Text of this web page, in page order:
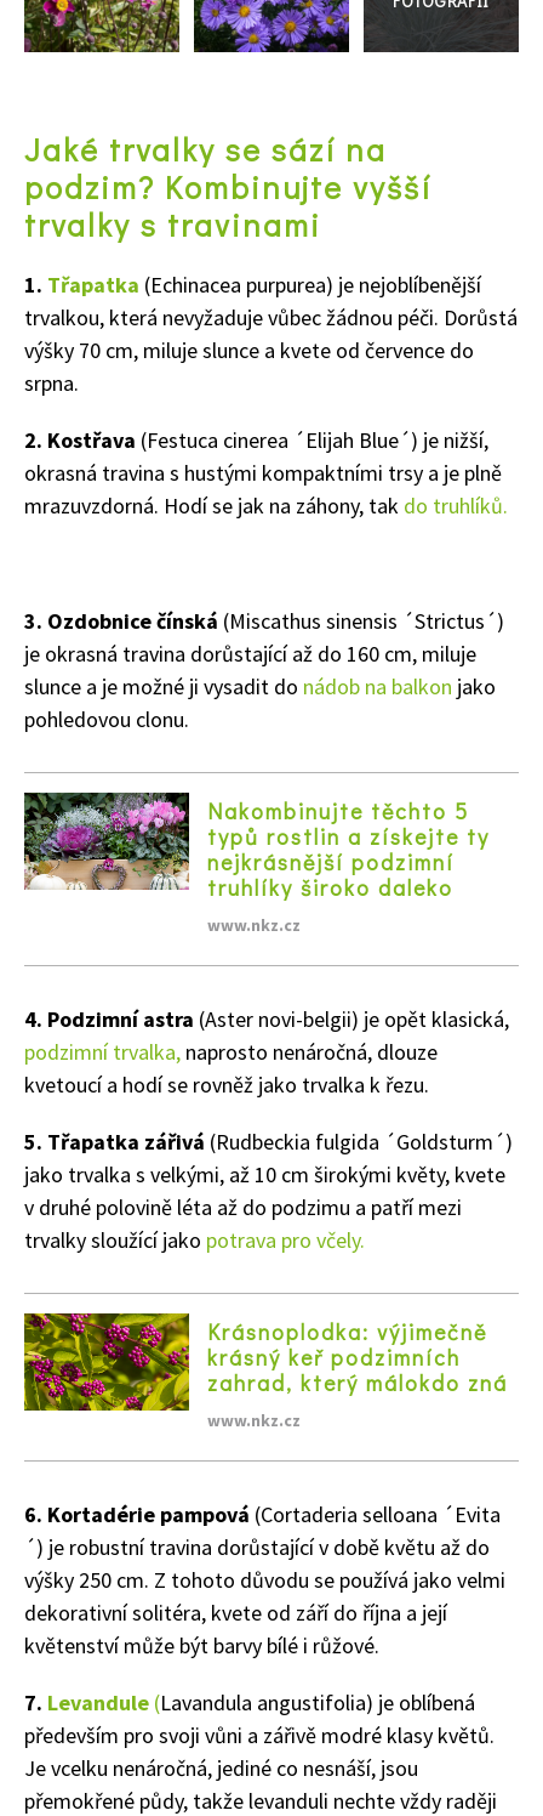
Jaké trvalky se sází na
podzim? Kombinujte vyšší
trvalky s travinami
1. Třapatka (Echinacea purpurea) je nejoblíbenější
trvalkou, která nevyžaduje vůbec žádnou péči. Dorůstá
výšky 70 cm, miluje slunce a kvete od července do
srpna.
2. Kostřava (Festuca cinerea ´Elijah Blue´) je nižší,
okrasná travina s hustými kompaktními trsy a je plně
mrazuvzdorná. Hodí se jak na záhony, tak do truhlíků.
3. Ozdobnice čínská (Miscathus sinensis ´Strictus´)
je okrasná travina dorůstající až do 160 cm, miluje
slunce a je možné ji vysadit do nádob na balkon jako
pohledovou clonu.
Nakombinujte těchto 5
typů rostlin a získejte ty
nejkrásnější podzimní
truhlíky široko daleko
www.nkz.cz
4. Podzimní astra (Aster novi-belgii) je opět klasická,
podzimní trvalka, naprosto nenáročná, dlouze
kvetoucí a hodí se rovněž jako trvalka k řezu.
5. Třapatka zářivá (Rudbeckia fulgida ´Goldsturm´)
jako trvalka s velkými, až 10 cm širokými květy, kvete
v druhé polovině léta až do podzimu a patří mezi
trvalky sloužící jako potrava pro včely.
Krásnoplodka: výjimečně
krásný keř podzimních
zahrad, který málokdo zná
www.nkz.cz
6. Kortadérie pampová (Cortaderia selloana ´Evita
´) je robustní travina dorůstající v době květu až do
výšky 250 cm. Z tohoto důvodu se používá jako velmi
dekorativní solitéra, kvete od září do října a její
květenství může být barvy bílé i růžové.
7. Levandule (Lavandula angustifolia) je oblíbená
především pro svoji vůni a zářivě modré klasy květů.
Je vcelku nenáročná, jediné co nesnáší, jsou
přemokřené půdy, takže levanduli nechte vždy raději